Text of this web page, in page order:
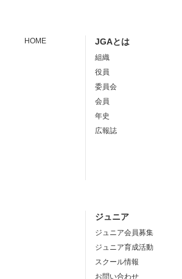
HOME JGAとは
組織
役員
委員会
会員
年史
広報誌
ジュニア
ジュニア会員募集
ジュニア育成活動
スクール情報
お問い合わせ